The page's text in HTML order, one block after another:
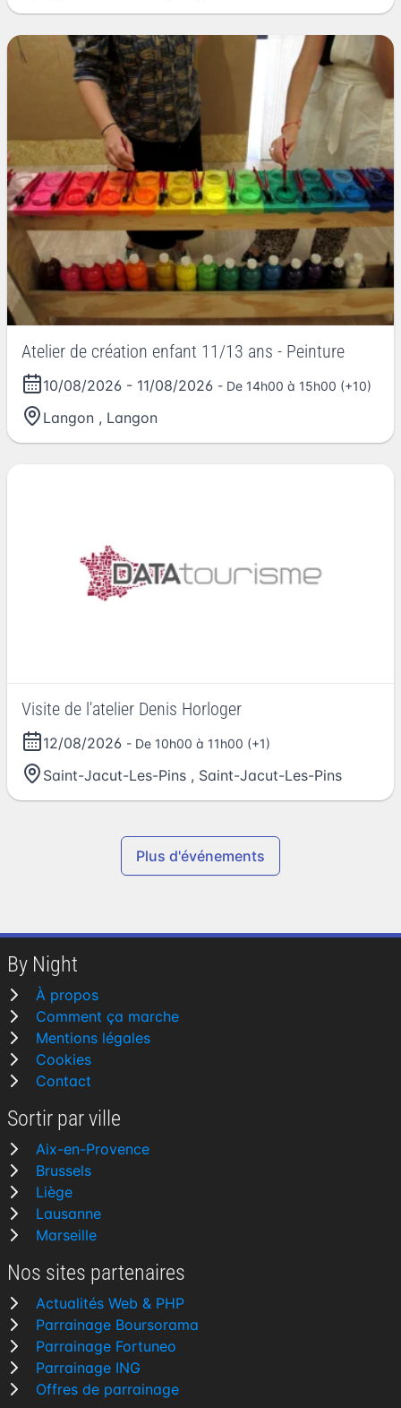
Atelier de création enfant 11/13 ans - Peinture
10/08/2026 - 11/08/2026 - De 14h00 à 15h00 (+10)
Langon , Langon
Visite de l'atelier Denis Horloger
12/08/2026 - De 10h00 à 11h00 (+1)
Saint-Jacut-Les-Pins , Saint-Jacut-Les-Pins
Plus d'événements
By Night
À propos
Comment ça marche
Mentions légales
Cookies
Contact
Sortir par ville
Aix-en-Provence
Brussels
Liège
Lausanne
Marseille
Nos sites partenaires
Actualités Web & PHP
Parrainage Boursorama
Parrainage Fortuneo
Parrainage ING
Offres de parrainage